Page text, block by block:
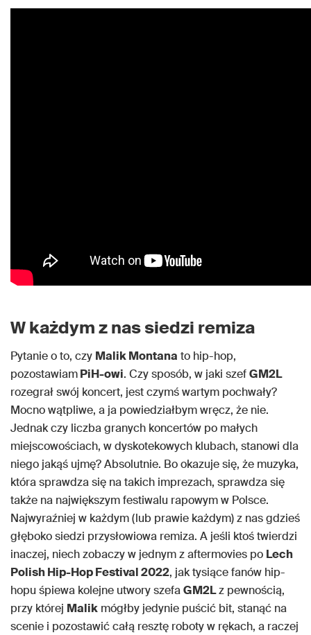
W każdym z nas siedzi remiza
Pytanie o to, czy Malik Montana to hip-hop,
pozostawiamPiH-owi. Czy sposób, w jaki szefGM2L
rozegrał swój koncert, jest czymś wartym pochwały?
Mocno wątpliwe, a ja powiedziałbym wręcz, że nie.
Jednak czy liczba granych koncertów po małych
miejscowościach, w dyskotekowych klubach, stanowi dla
niego jakąś ujmę? Absolutnie. Bo okazuje się, że muzyka,
która sprawdza się na takich imprezach, sprawdza się
także na największym festiwalu rapowym w Polsce.
Najwyraźniej w każdym (lub prawie każdym) z nas gdzieś
głęboko siedzi przysłowiowa remiza. A jeśli ktoś twierdzi
inaczej, niech zobaczy w jednym z aftermovies po Lech
Polish Hip-Hop Festival 2022, jak tysiące fanów hip-
hopu śpiewa kolejne utwory szefaGM2Lz pewnością,
przy której Malik mógłby jedynie puścić bit, stanąć na
scenie i pozostawić całą resztę roboty w rękach, a raczej